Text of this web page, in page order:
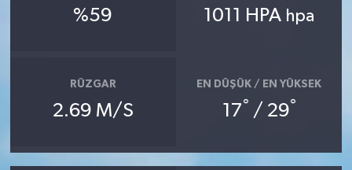
%59 1011 HPA hpa
RÜZGAR
2.69 M/S
EN DÜŞÜK / EN YÜKSEK
17° / 29°